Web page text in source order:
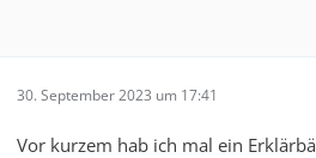
30. September 2023 um 17:41
Vor kurzem hab ich mal ein